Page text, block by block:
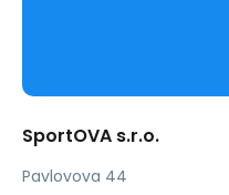
SportOVA s.r.o.
Pavlovova 44